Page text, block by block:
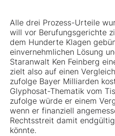
Alle drei Prozess-Urteile
will vor Berufungsgerichte
dem Hunderte Klagen
einvernehmlichen Lösung
Staranwalt Ken Feinberg
zielt also auf einen
zufolge Bayer Milliarden
Glyphosat-Thematik vom
zufolge würde er einem
wenn er finanziell
Rechtsstreit damit
könnte.